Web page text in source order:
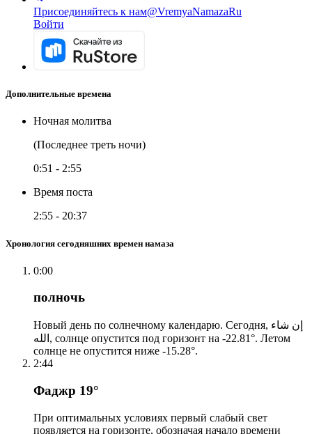
Присоединяйтесь к нам@VremyaNamazaRu
Войти
Дополнительные времена
Ночная молитва
(Последнее треть ночи)
0:51 - 2:55
Время поста
2:55 - 20:37
Хронология сегодняшних времен намаза
0:00
полночь
Новый день по солнечному календарю. Сегодня, إن شاء
الله, солнце опустится под горизонт на -22.81°. Летом
солнце не опустится ниже -15.28°.
2:44
Фаджр 19°
При оптимальных условиях первый слабый свет
появляется на горизонте, обозначая начало времени